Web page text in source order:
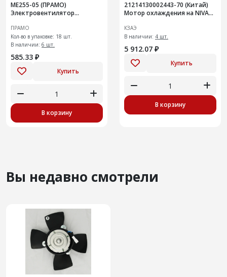
МЕ255-05 (ПРАМО)
Электровентилятор
ПРАМО
Кол-во в упаковке: 18 шт.
В наличии: 6 шт.
585.33 ₽
Купить
В корзину
21214130002443-70 (Китай)
Мотор охлаждения на NIVA
КЗАЭ
В наличии: 4 шт.
5 912.07 ₽
Купить
В корзину
Вы недавно смотрели